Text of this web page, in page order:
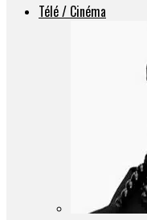
Télé / Cinéma